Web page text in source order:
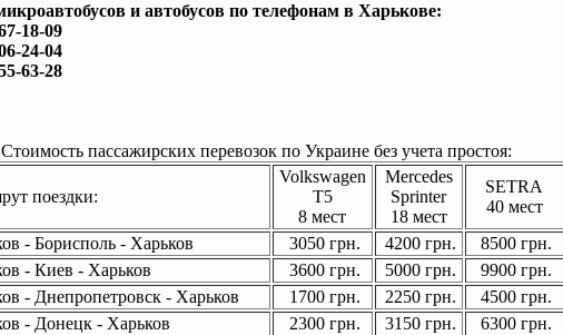
и автобусов по телефонам в Харькове:
18-09
24-04
63-28
Стоимость пассажирских перевозок по Украине без учета простоя:
поездки:
Volkswagen
T5
8 мест
Mercedes
Sprinter
18 мест
SETRA
40 мест
- Борисполь - Харьков
3050 грн. 4200 грн.
8500 грн.
- Киев - Харьков
3600 грн. 5000 грн.
9900 грн.
- Днепропетровск - Харьков
1700 грн. 2250 грн.
4500 грн.
- Донецк - Харьков
2300 грн. 3150 грн.
6300 грн.